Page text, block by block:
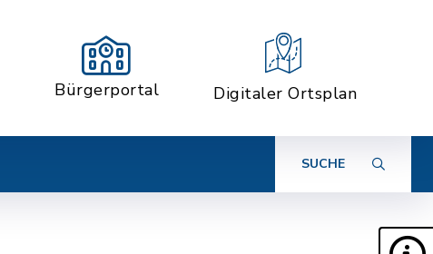
Bürgerportal Digitaler Ortsplan
SUCHE